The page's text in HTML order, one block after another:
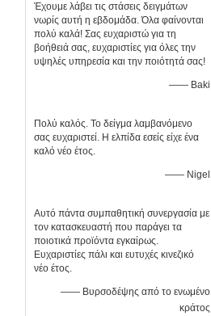
Έχουμε λάβει τις στάσεις δειγμάτων
νωρίς αυτή η εβδομάδα. Όλα φαίνονται
πολύ καλά! Σας ευχαριστώ για τη
βοήθειά σας, ευχαριστίες για όλες την
υψηλές υπηρεσία και την ποιότητά σας!
—— Baki
Πολύ καλός. Το δείγμα λαμβανόμενο
σας ευχαριστεί. Η ελπίδα εσείς είχε ένα
καλό νέο έτος.
—— Nigel
Αυτό πάντα συμπαθητική συνεργασία με
τον κατασκευαστή που παράγει τα
ποιοτικά προϊόντα εγκαίρως.
Ευχαριστίες πάλι και ευτυχές κινεζικό
νέο έτος.
—— Βυρσοδέψης από το ενωμένο
κράτος